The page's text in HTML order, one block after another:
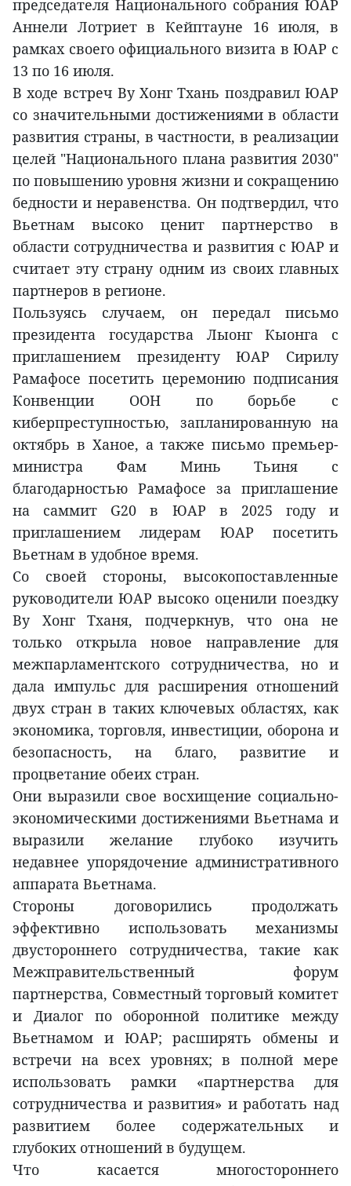
председателя Национального собрания ЮАР
Аннели Лотриет в Кейптауне 16 июля, в
рамках своего официального визита в ЮАР с
13 по 16 июля.
В ходе встреч Ву Хонг Тхань поздравил ЮАР
со значительными достижениями в области
развития страны, в частности, в реализации
целей "Национального плана развития 2030"
по повышению уровня жизни и сокращению
бедности и неравенства. Он подтвердил, что
Вьетнам высоко ценит партнерство в
области сотрудничества и развития с ЮАР и
считает эту страну одним из своих главных
партнеров в регионе.
Пользуясь случаем, он передал письмо
президента государства Лыонг Кыонга с
приглашением президенту ЮАР Сирилу
Рамафосе посетить церемонию подписания
Конвенции ООН по борьбе с
киберпреступностью, запланированную на
октябрь в Ханое, а также письмо премьер-
министра Фам Минь Тьиня с
благодарностью Рамафосе за приглашение
на саммит G20 в ЮАР в 2025 году и
приглашением лидерам ЮАР посетить
Вьетнам в удобное время.
Со своей стороны, высокопоставленные
руководители ЮАР высоко оценили поездку
Ву Хонг Тханя, подчеркнув, что она не
только открыла новое направление для
межпарламентского сотрудничества, но и
дала импульс для расширения отношений
двух стран в таких ключевых областях, как
экономика, торговля, инвестиции, оборона и
безопасность, на благо, развитие и
процветание обеих стран.
Они выразили свое восхищение социально-
экономическими достижениями Вьетнама и
выразили желание глубоко изучить
недавнее упорядочение административного
аппарата Вьетнама.
Стороны договорились продолжать
эффективно использовать механизмы
двустороннего сотрудничества, такие как
Межправительственный форум
партнерства, Совместный торговый комитет
и Диалог по оборонной политике между
Вьетнамом и ЮАР; расширять обмены и
встречи на всех уровнях; в полной мере
использовать рамки «партнерства для
сотрудничества и развития» и работать над
развитием более содержательных и
глубоких отношений в будущем.
Что касается многостороннего